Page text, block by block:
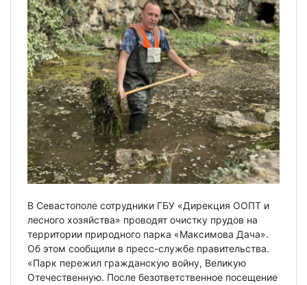
В Севастополе сотрудники ГБУ «Дирекция ООПТ и
лесного хозяйства» проводят очистку прудов на
территории природного парка «Максимова Дача».
Об этом сообщили в пресс-службе правительства.
«Парк пережил гражданскую войну, Великую
Отечественную. После безответственное посещение